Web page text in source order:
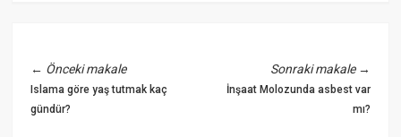
← Önceki makale
Islama göre yaş tutmak kaç
gündür?
Sonraki makale→
İnşaat Molozunda asbest var
mı?